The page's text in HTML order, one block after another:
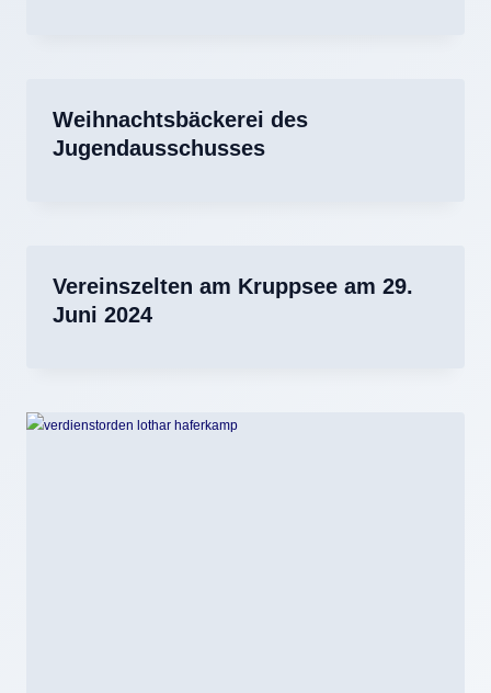
Weihnachtsbäckerei des
Jugendausschusses
Vereinszelten am Kruppsee am 29.
Juni 2024